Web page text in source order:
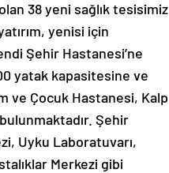
38 yeni sağlık tesisimiz
yenisi için
Şehir Hastanesi’ne
yatak kapasitesine ve
ve Çocuk Hastanesi, Kalp
Şehir
Uyku Laboratuvarı,
Merkezi gibi